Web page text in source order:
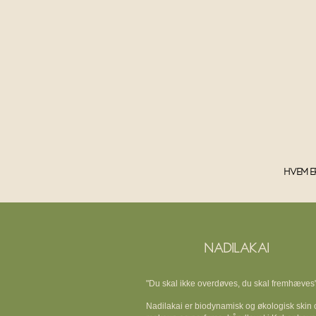
Hvem
NADILAKAI
"Du skal ikke overdøves, du skal
Nadilakai er biodynamisk og økologisk skin